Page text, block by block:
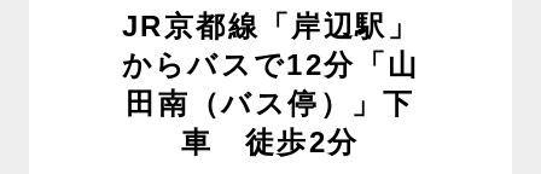
JR京都線「岸辺駅」
からバスで12分「山
田南（バス停）」下
車 徒歩2分